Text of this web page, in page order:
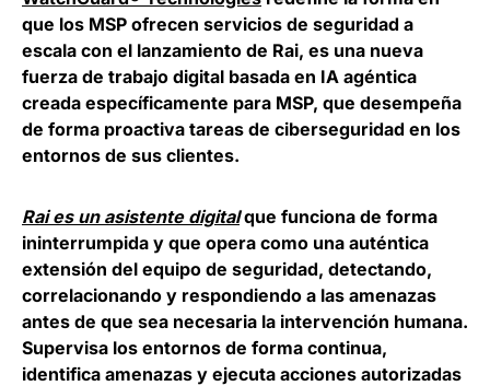
que los MSP ofrecen servicios de seguridad a
escala con el lanzamiento de Rai, es una nueva
fuerza de trabajo digital basada en IA agéntica
creada específicamente para MSP, que desempeña
de forma proactiva tareas de ciberseguridad en los
entornos de sus clientes.
Rai es un asistente digitalque funciona de forma
ininterrumpida y que opera como una auténtica
extensión del equipo de seguridad, detectando,
correlacionando y respondiendo a las amenazas
antes de que sea necesaria la intervención humana.
Supervisa los entornos de forma continua,
identifica amenazas y ejecuta acciones autorizadas